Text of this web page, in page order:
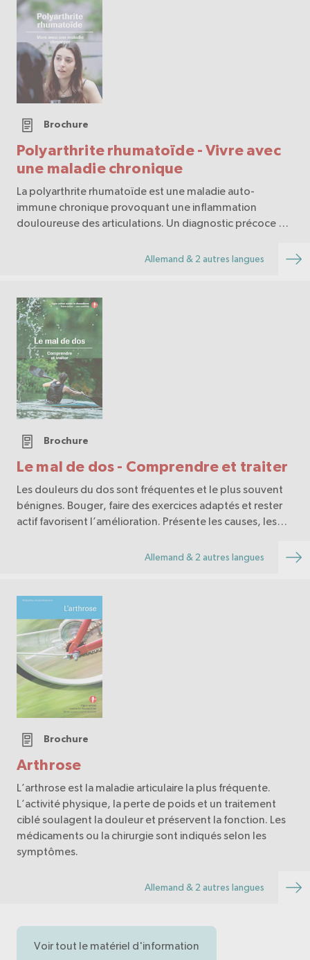
Polyarthrite rhumatoïde - Vivre avec
une maladie chronique
Brochure
La polyarthrite rhumatoïde est une maladie auto-
immune chronique provoquant une inflammation
douloureuse des articulations. Un diagnostic précoce et
symptômes et préservent la qualité de vie.
Allemand & 2 autres langues
Le mal de dos - Comprendre et traiter
Brochure
Les douleurs du dos sont fréquentes et le plus souvent
bénignes. Bouger, faire des exercices adaptés et rester
actif favorisent l’amélioration. Présente les causes, les
Allemand & 2 autres langues
Arthrose
Brochure
L’arthrose est la maladie articulaire la plus fréquente.
L’activité physique, la perte de poids et un traitement
ciblé soulagent la douleur et préservent la fonction. Les
médicaments ou la chirurgie sont indiqués selon les
symptômes.
Allemand & 2 autres langues
Voir tout le matériel d'information